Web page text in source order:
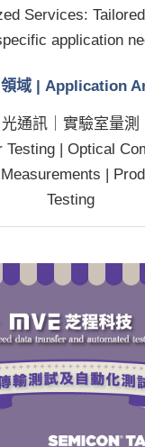
Services:
application
領域 | Application
通訊｜實驗室量測
| Optical
|
Testing